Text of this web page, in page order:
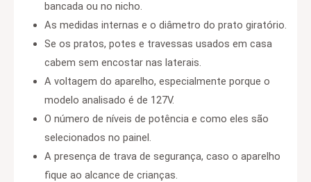
bancada ou no nicho.
As medidas internas e o diâmetro do prato giratório.
Se os pratos, potes e travessas usados em casa
cabem sem encostar nas laterais.
A voltagem do aparelho, especialmente porque o
modelo analisado é de 127V.
O número de níveis de potência e como eles são
selecionados no painel.
A presença de trava de segurança, caso o aparelho
fique ao alcance de crianças.